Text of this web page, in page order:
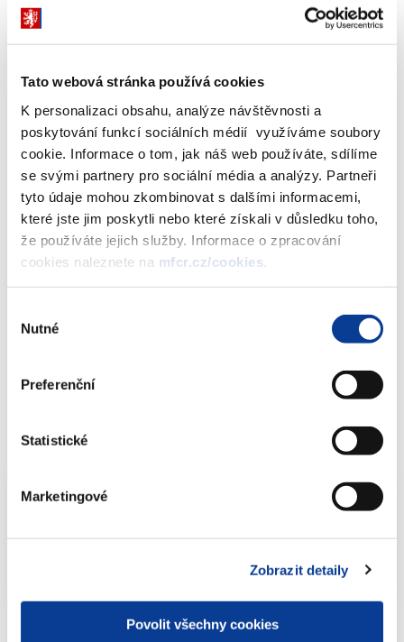
Tato webová stránka používá cookies
K personalizaci obsahu, analýze návštěvnosti a
poskytování funkcí sociálních médií využíváme soubory
cookie. Informace o tom, jak náš web používáte, sdílíme
se svými partnery pro sociální média a analýzy. Partneři
tyto údaje mohou zkombinovat s dalšími informacemi,
které jste jim poskytli nebo které získali v důsledku toho,
že používáte jejich služby. Informace o zpracování
cookies naleznete na mfcr.cz/cookies
souhlasu
Nutné
Preferenční
Statistické
Marketingové
Zobrazit detaily
Povolit všechny cookies
celková výše uložených pokut za porušení § 7 odst. 2 písm.
b) zákona o hazardních hrách, a to jednotlivě za roky 2018
o výše pokut, který byla v jednotlivých letech 2018 až
2023 uhrazena dobrovolně
výše pokut, která byla v jednotlivých letech 2018 až
2023 vymožena v rámci exekučního řízení;
výše daně z hazardních her vyměřené provozovatelům
hazardní hry v souvislosti s provozováním internetové
hazardní hry, ke které nebylo uděleno povolení dle § 7 odst.
2 písm. b) zákona o hazardních hrách, a to jednotlivě za
roky 2018 až 2023; a dále o jaká část takto vyměřené daně
byla v jednotlivých letech 2018 až 2023 uhrazena
vymožena v rámci exekučního řízení.
Veškeré výše požadované informace prosím uveďte zvlášť pro
Odpověď:
(385,41 kB)